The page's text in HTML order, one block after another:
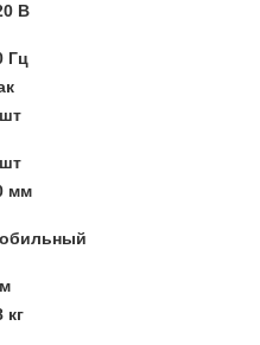
В
Гц
мм
кг